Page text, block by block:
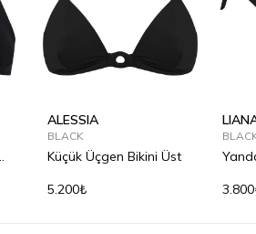
ALESSIA
BLACK
Küçük Üçgen Bikini Üst
5.200₺